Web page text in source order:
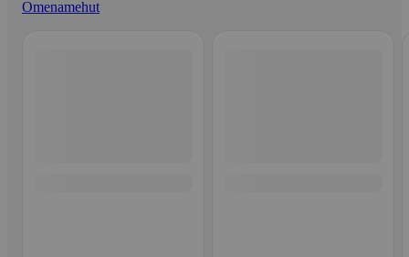
Omenamehut